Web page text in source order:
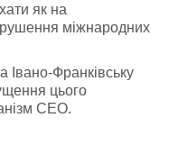
як на
міжнародних
Івано-Франківську
цього
СЕО.